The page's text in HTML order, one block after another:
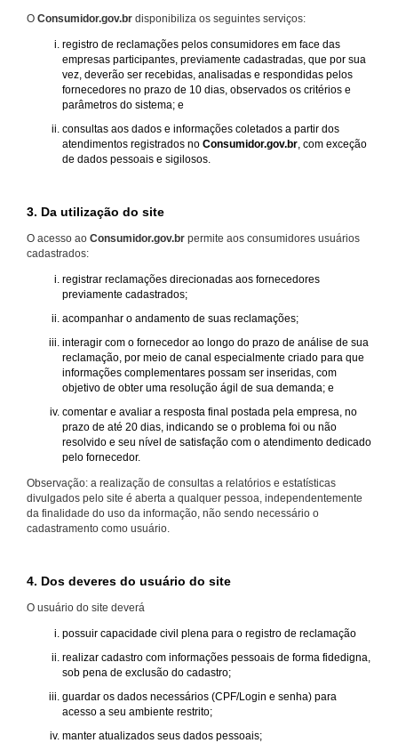
O Consumidor.gov.br disponibiliza os seguintes serviços:
registro de reclamações pelos consumidores em face das
empresas participantes, previamente cadastradas, que por sua
vez, deverão ser recebidas, analisadas e respondidas pelos
fornecedores no prazo de 10 dias, observados os critérios e
parâmetros do sistema; e
consultas aos dados e informações coletados a partir dos
atendimentos registrados no Consumidor.gov.br , com exceção
de dados pessoais e sigilosos.
3. Da utilização do site
O acesso ao Consumidor.gov.br permite aos consumidores usuários
cadastrados:
registrar reclamações direcionadas aos fornecedores
previamente cadastrados;
acompanhar o andamento de suas reclamações;
interagir com o fornecedor ao longo do prazo de análise de sua
reclamação, por meio de canal especialmente criado para que
informações complementares possam ser inseridas, com
objetivo de obter uma resolução ágil de sua demanda; e
comentar e avaliar a resposta final postada pela empresa, no
prazo de até 20 dias, indicando se o problema foi ou não
resolvido e seu nível de satisfação com o atendimento dedicado
pelo fornecedor.
Observação: a realização de consultas a relatórios e estatísticas
divulgados pelo site é aberta a qualquer pessoa, independentemente
da finalidade do uso da informação, não sendo necessário o
cadastramento como usuário.
4. Dos deveres do usuário do site
O usuário do site deverá
possuir capacidade civil plena para o registro de reclamação
realizar cadastro com informações pessoais de forma fidedigna,
sob pena de exclusão do cadastro;
guardar os dados necessários (CPF/Login e senha) para
acesso a seu ambiente restrito;
manter atualizados seus dados pessoais;